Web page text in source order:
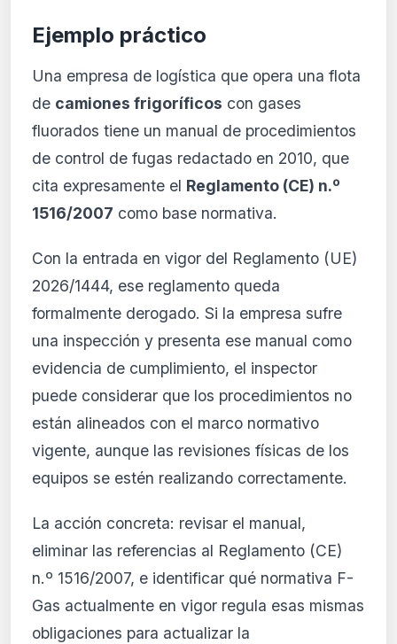
Ejemplo práctico
Una empresa de logística que opera una flota
de camiones frigoríficos con gases
fluorados tiene un manual de procedimientos
de control de fugas redactado en 2010, que
cita expresamente el Reglamento (CE) n.º
1516/2007 como base normativa.
Con la entrada en vigor del Reglamento (UE)
2026/1444, ese reglamento queda
formalmente derogado. Si la empresa sufre
una inspección y presenta ese manual como
evidencia de cumplimiento, el inspector
puede considerar que los procedimientos no
están alineados con el marco normativo
vigente, aunque las revisiones físicas de los
equipos se estén realizando correctamente.
La acción concreta: revisar el manual,
eliminar las referencias al Reglamento (CE)
n.º 1516/2007, e identificar qué normativa F-
Gas actualmente en vigor regula esas mismas
obligaciones para actualizar la